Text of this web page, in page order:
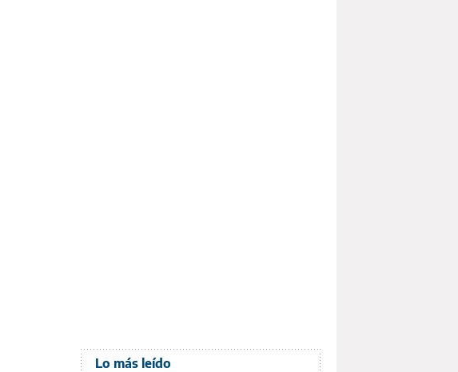
Lo más leído